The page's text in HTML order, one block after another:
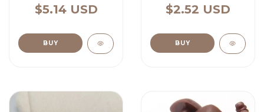
$5.14 USD
BUY
$2.52 USD
BUY